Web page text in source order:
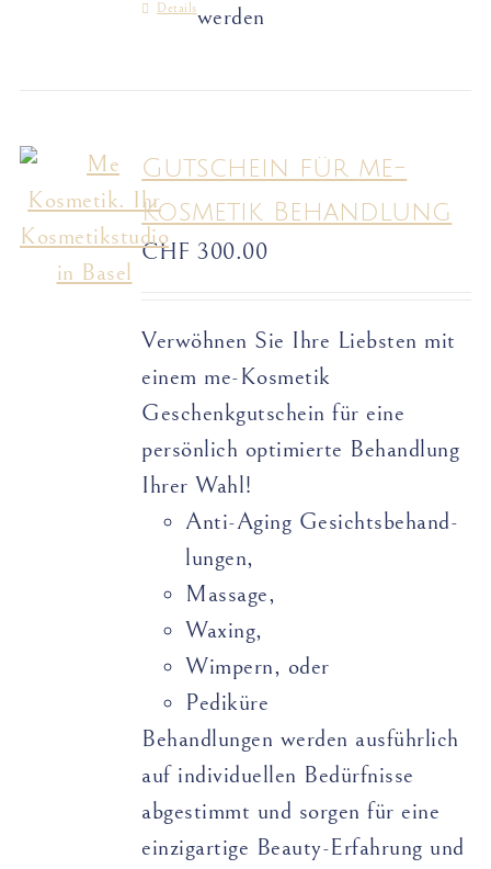
werden
Details
Gutschein für me-
Kosmetik Behandlung
CHF 300.00
Verwöhnen Sie Ihre Liebsten mit
einem me-Kosmetik
Geschenkgutschein für eine
persönlich optimierte Behandlung
Ihrer Wahl!
Anti-Aging Gesichts­­­­behand­­
lungen,
Massage,
Waxing,
Wimpern, oder
Pediküre
Behandlungen werden ausführlich
auf individuellen Bedürfnisse
abgestimmt und sorgen für eine
einzigartige Beauty-Erfahrung und